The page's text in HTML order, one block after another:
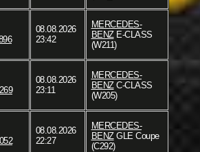
08.08.2026
23:42
MERCEDES-
BENZE-CLASS
(W211)
08.08.2026
23:11
MERCEDES-
BENZC-CLASS
(W205)
08.08.2026
22:27
MERCEDES-
BENZGLE Coupe
(C292)